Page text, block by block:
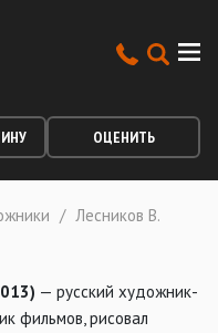
ОЦЕНИТЬ
/ Лесников В.
— русский художник-
фильмов, рисовал